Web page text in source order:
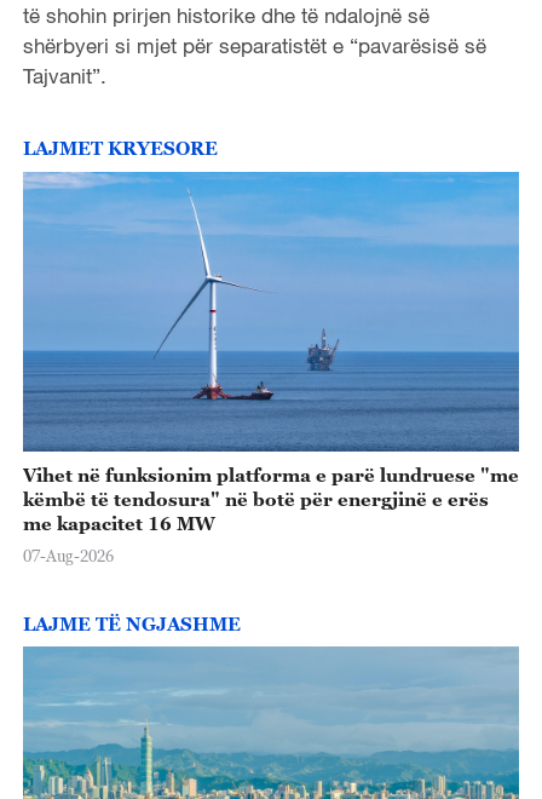
të shohin prirjen historikedhe të ndalojnë së
shërbyeri si mjet për separatistët e “pavarësisë së
Tajvanit”.
LAJMET KRYESORE
Vihet në funksionim platforma e parë lundruese "me
këmbë të tendosura" në botë për energjinë e erës
me kapacitet 16 MW
07-Aug-2026
LAJME TË NGJASHME